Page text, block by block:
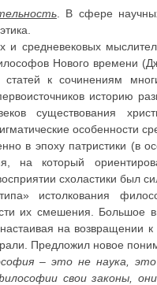
. В сфере
и средневековых
Нового времени
статей к сочинениям
историю
существования
особенности
в эпоху патристики (в
на который
схоластики был
истолкования
их смешения. Большое
на возвращении к
Предложил новое
– это не наука, это
свои законы,